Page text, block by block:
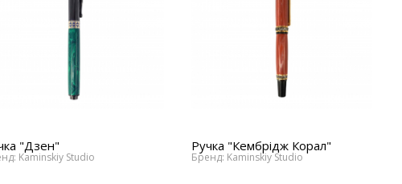
"Дзен"
Kaminskiy Studio
Ручка "Кембрідж Корал"
Бренд: Kaminskiy Studio